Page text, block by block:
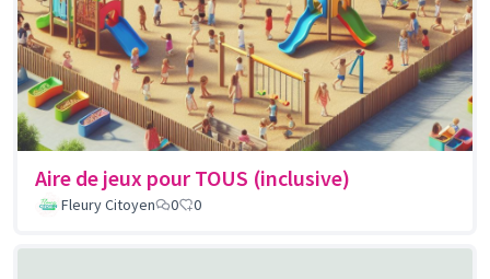
Aire de jeux pour TOUS (inclusive)
Fleury Citoyen 0 0